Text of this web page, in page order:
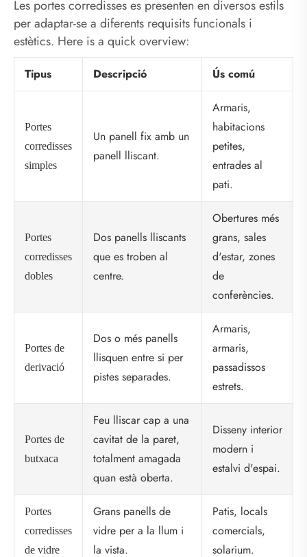
Les portes corredisses es presenten en diversos estils
per adaptar-se a diferents requisits funcionals i
estètics. Here is a quick overview:
Tipus Descripció Ús comú
Portes
corredisses
simples
Un panell fix amb un
panell lliscant.
Armaris,
habitacions
petites,
entrades al
pati.
Portes
corredisses
dobles
Dos panells lliscants
que es troben al
centre.
Obertures més
grans, sales
d'estar, zones
de
conferències.
Portes de
derivació
Dos o més panells
llisquen entre si per
pistes separades.
Armaris,
armaris,
passadissos
estrets.
Portes de
butxaca
Feu lliscar cap a una
cavitat de la paret,
totalment amagada
quan està oberta.
Disseny interior
modern i
estalvi d'espai.
Portes
corredisses
de vidre
Grans panells de
vidre per a la llum i
la vista.
Patis, locals
comercials,
solarium.